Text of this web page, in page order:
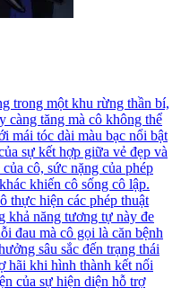
trong một khu rừng thần bí,
càng tăng mà cô không thể
mái tóc dài màu bạc nổi bật
sự kết hợp giữa vẻ đẹp và
cô, sức nặng của phép
khiến cô sống cô lập.
thực hiện các phép thuật
khả năng tương tự này đe
đau mà cô gọi là căn bệnh
sâu sắc đến trạng thái
hãi khi hình thành kết nối
của sự hiện diện hỗ trợ